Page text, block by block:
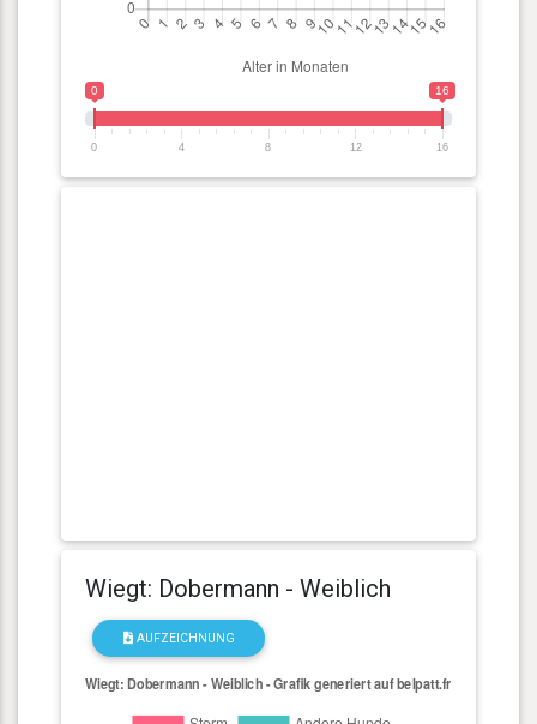
0 16
0 4 8 12 16
Wiegt: Dobermann - Weiblich
AUFZEICHNUNG